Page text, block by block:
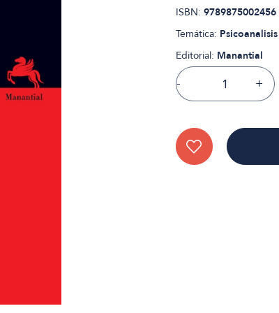
ISBN: 9789875002456
Temática: Psicoanalisis
Editorial: Manantial
- +